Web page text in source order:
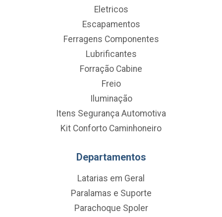
Eletricos
Escapamentos
Ferragens Componentes
Lubrificantes
Forração Cabine
Freio
Iluminação
Itens Segurança Automotiva
Kit Conforto Caminhoneiro
Departamentos
Latarias em Geral
Paralamas e Suporte
Parachoque Spoler